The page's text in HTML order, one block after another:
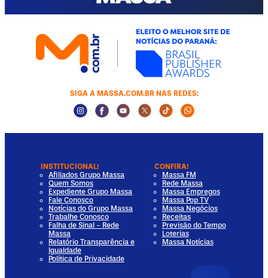
SIGA A MASSA.COM.BR NAS REDES:
Instagram Social Media
Facebook Social Media
Youtube Social Media
Twitter Social Media
Tiktok Social Media
Whatsapp
INSTITUCIONAL!
Afiliados Grupo Massa
Quem Somos
Expediente Grupo Massa
Fale Conosco
Notícias do Grupo Massa
Trabalhe Conosco
Falha de Sinal - Rede
Massa
Relatório Transparência e
Igualdade
Política de Privacidade
CONFIRA!
Massa FM
Rede Massa
Massa Empregos
Massa Pop TV
Massa Negócios
Receitas
Previsão do Tempo
Loterias
Massa Notícias